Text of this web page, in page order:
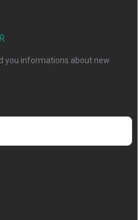
you informations about new